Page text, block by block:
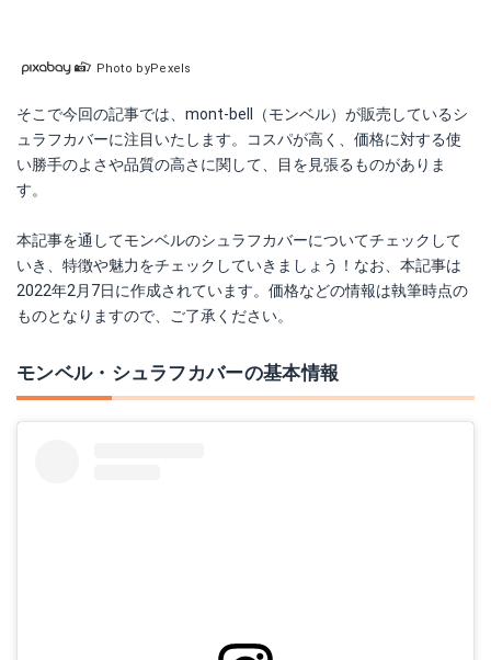
Photo byPexels
そこで今回の記事では、mont-bell（モンベル）が販売しているシ
ュラフカバーに注目いたします。コスパが高く、価格に対する使
い勝手のよさや品質の高さに関して、目を見張るものがありま
す。
本記事を通してモンベルのシュラフカバーについてチェックして
いき、特徴や魅力をチェックしていきましょう！なお、本記事は
2022年2月7日に作成されています。価格などの情報は執筆時点の
ものとなりますので、ご了承ください。
モンベル・シュラフカバーの基本情報